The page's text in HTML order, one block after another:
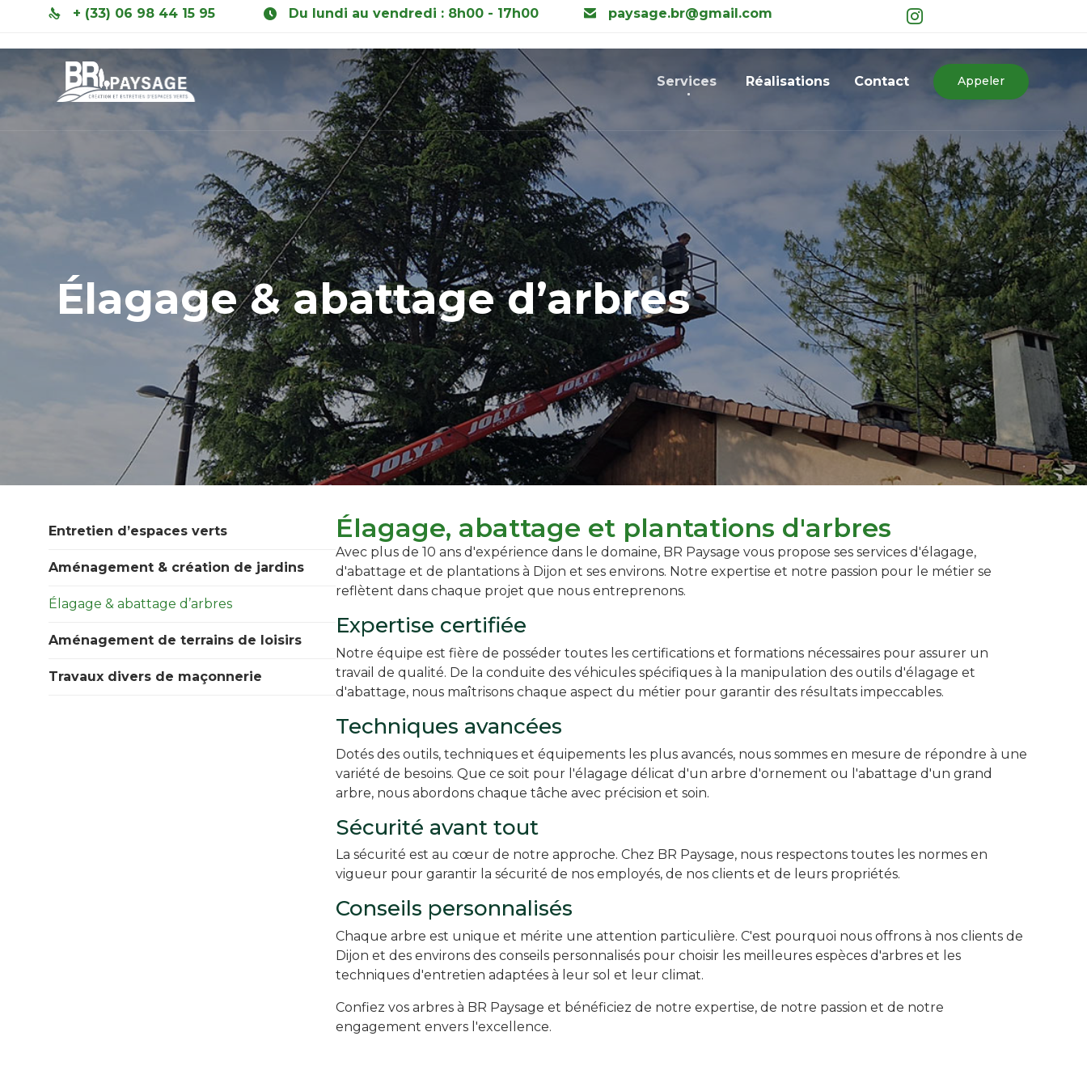
+ (33) 06 98 44 15 95 Du lundi au vendredi : 8h00 - 17h00
paysage.br@gmail.com
content
Services Réalisations Contact Appeler
Élagage & abattage d’arbres
Entretien d’espaces verts
Aménagement & création de jardins
Élagage & abattage d’arbres
Aménagement de terrains de loisirs
Travaux divers de maçonnerie
Élagage, abattage et plantations d'arbres
Avec plus de 10 ans d'expérience dans le domaine, BR Paysage vous propose ses services d'élagage,
d'abattage et de plantations à Dijon et ses environs. Notre expertise et notre passion pour le métier se
reflètent dans chaque projet que nous entreprenons.
Expertise certifiée
Notre équipe est fière de posséder toutes les certifications et formations nécessaires pour assurer un
travail de qualité. De la conduite des véhicules spécifiques à la manipulation des outils d'élagage et
d'abattage, nous maîtrisons chaque aspect du métier pour garantir des résultats impeccables.
Techniques avancées
Dotés des outils, techniques et équipements les plus avancés, nous sommes en mesure de répondre à une
variété de besoins. Que ce soit pour l'élagage délicat d'un arbre d'ornement ou l'abattage d'un grand
arbre, nous abordons chaque tâche avec précision et soin.
Sécurité avant tout
La sécurité est au cœur de notre approche. Chez BR Paysage, nous respectons toutes les normes en
vigueur pour garantir la sécurité de nos employés, de nos clients et de leurs propriétés.
Conseils personnalisés
Chaque arbre est unique et mérite une attention particulière. C'est pourquoi nous offrons à nos clients de
Dijon et des environs des conseils personnalisés pour choisir les meilleures espèces d'arbres et les
techniques d'entretien adaptées à leur sol et leur climat.
Confiez vos arbres à BR Paysage et bénéficiez de notre expertise, de notre passion et de notre
engagement envers l'excellence.